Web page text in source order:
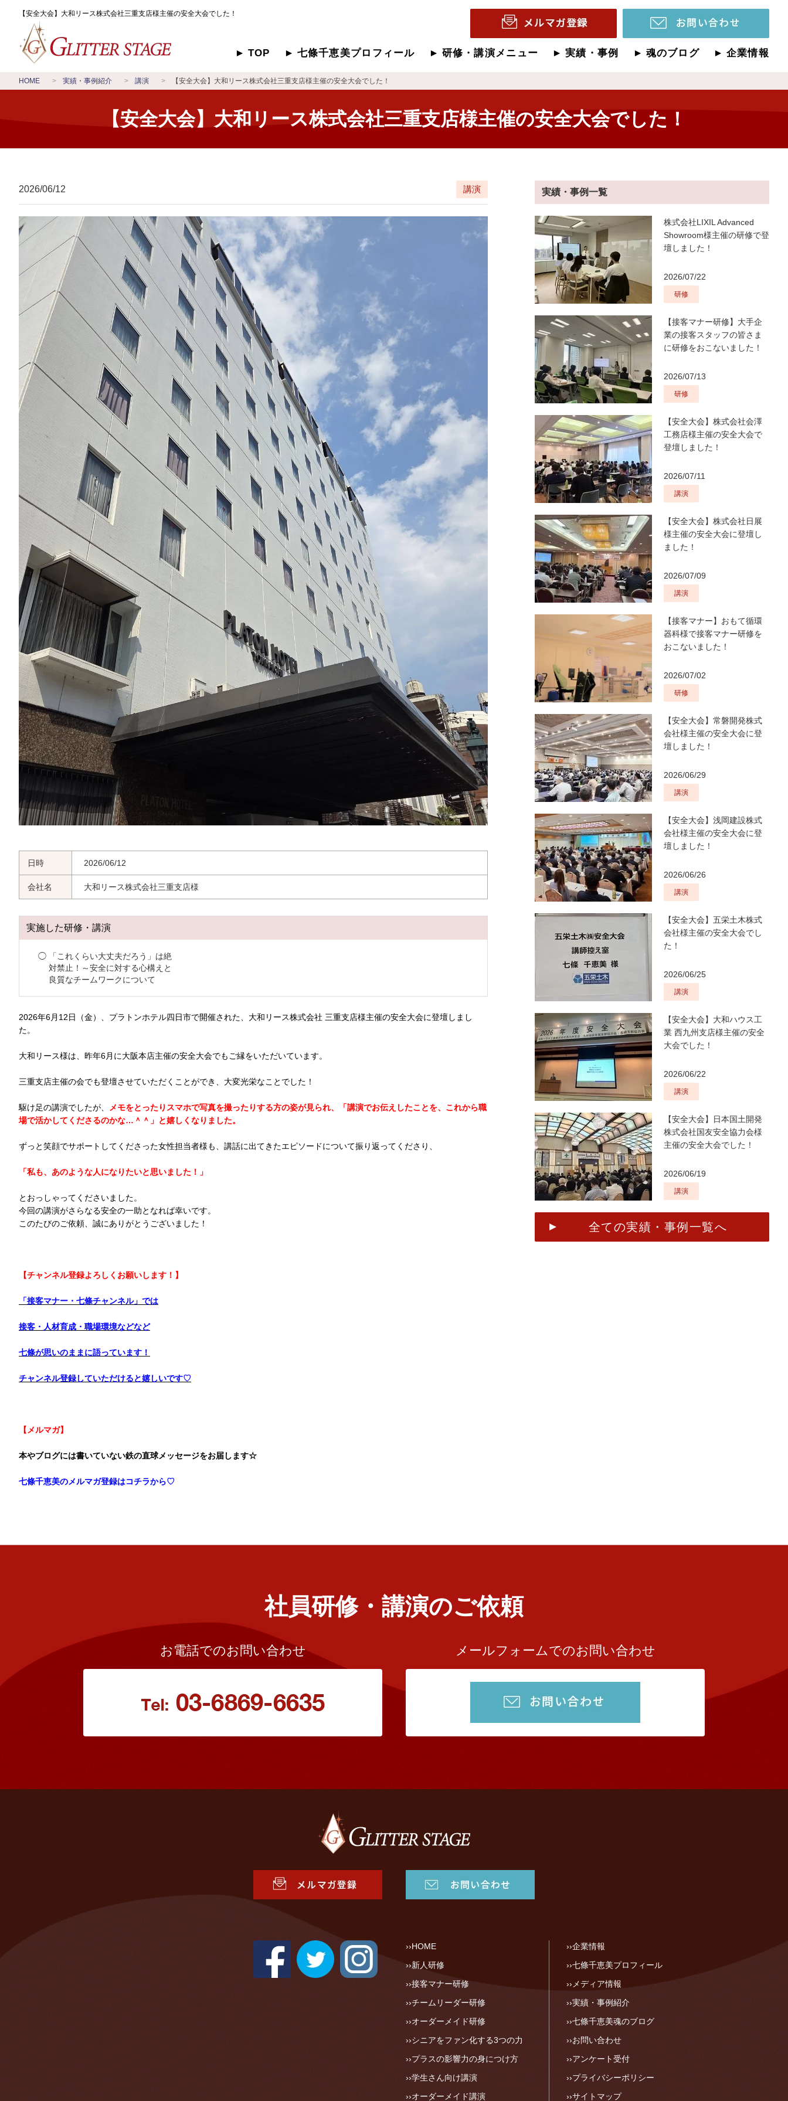
【安全大会】大和リース株式会社三重支店様主催の安全大会でした！
TOP 七條千恵美プロフィール 研修・講演メニュー 実績・事例 魂のブログ 企業情報
HOME 実績・事例紹介 講演 【安全大会】大和リース株式会社三重支店様主催の安全大会でした！
【安全大会】大和リース株式会社三重支店様主催の安全大会でした！
2026/06/12 講演
日時 2026/06/12
会社名 大和リース株式会社三重支店様
実施した研修・講演
「これくらい大丈夫だろう」は絶
対禁止！～安全に対する心構えと
良質なチームワークについて
2026年6月12日（金）、プラトンホテル四日市で開催された、大和リース株式会社 三重支店様主催の安全大会に登壇しまし
た。
大和リース様は、昨年6月に大阪本店主催の安全大会でもご縁をいただいています。
三重支店主催の会でも登壇させていただくことができ、大変光栄なことでした！
駆け足の講演でしたが、
メモをとったりスマホで写真を撮ったりする方の姿が見られ、「講演でお伝えしたことを、これから職
場で活かしてくださるのかな…＾＾」と嬉しくなりました。
ずっと笑顔でサポートしてくださった女性担当者様も、講話に出てきたエピソードについて振り返ってくださり、
「私も、あのような人になりたいと思いました！」
とおっしゃってくださいました。
今回の講演がさらなる安全の一助となれば幸いです。
このたびのご依頼、誠にありがとうございました！
【チャンネル登録よろしくお願いします！】
「接客マナー・七條チャンネル」では
接客・人材育成・職場環境などなど
七條が思いのままに語っています！
チャンネル登録していただけると嬉しいです♡
【メルマガ】
本やブログには書いていない鉄の直球メッセージをお届します☆
七條千恵美のメルマガ登録はコチラから♡
実績・事例一覧
株式会社LIXIL Advanced
Showroom様主催の研修で登
壇しました！
2026/07/22
研修
【接客マナー研修】大手企
業の接客スタッフの皆さま
に研修をおこないました！
2026/07/13
研修
【安全大会】株式会社会澤
工務店様主催の安全大会で
登壇しました！
2026/07/11
講演
【安全大会】株式会社日展
様主催の安全大会に登壇し
ました！
2026/07/09
講演
【接客マナー】おもて循環
器科様で接客マナー研修を
おこないました！
2026/07/02
研修
【安全大会】常磐開発株式
会社様主催の安全大会に登
壇しました！
2026/06/29
講演
【安全大会】浅岡建設株式
会社様主催の安全大会に登
壇しました！
2026/06/26
講演
【安全大会】五栄土木株式
会社様主催の安全大会でし
た！
2026/06/25
講演
【安全大会】大和ハウス工
業 西九州支店様主催の安全
大会でした！
2026/06/22
講演
【安全大会】日本国土開発
株式会社国友安全協力会様
主催の安全大会でした！
2026/06/19
講演
全ての実績・事例一覧へ
社員研修・講演のご依頼
お電話でのお問い合わせ メールフォームでのお問い合わせ
HOME
新人研修
接客マナー研修
チームリーダー研修
オーダーメイド研修
シニアをファン化する3つの力
プラスの影響力の身につけ方
学生さん向け講演
オーダーメイド講演
企業情報
七條千恵美プロフィール
メディア情報
実績・事例紹介
七條千恵美魂のブログ
お問い合わせ
アンケート受付
プライバシーポリシー
サイトマップ